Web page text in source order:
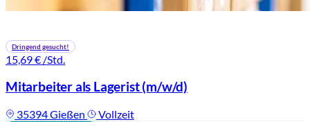
Dringend gesucht!
15,69 € /Std.
Mitarbeiter als Lagerist(m/w/d)
35394 Gießen Vollzeit